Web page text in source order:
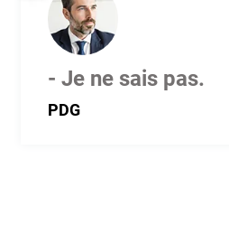
- Je ne sais pas.
PDG